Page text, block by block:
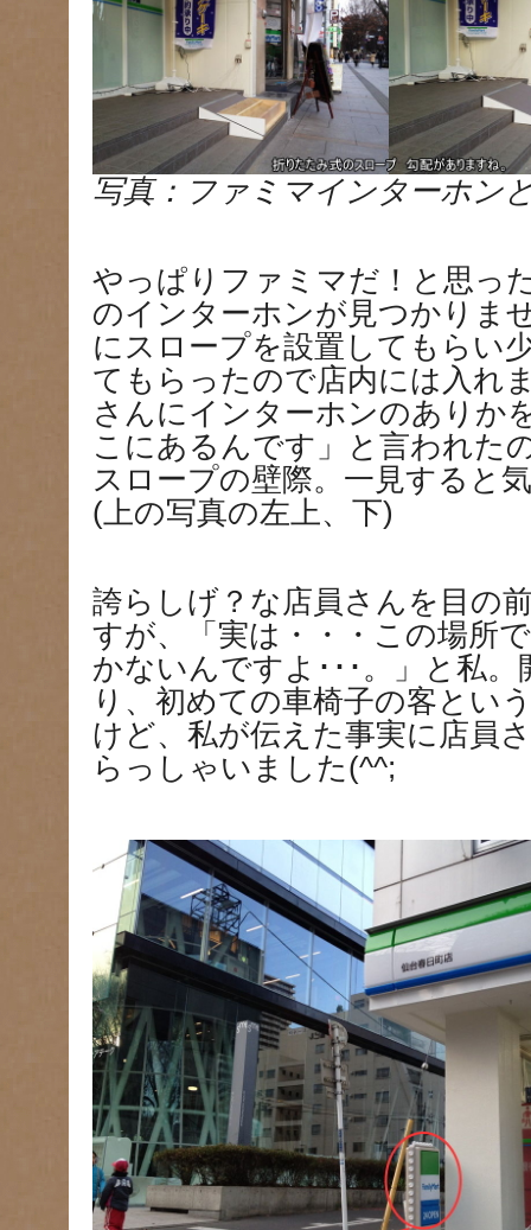
写真：ファミマインターホン
やっぱりファミマだ！と思っ
のインターホンが見つかりま
にスロープを設置してもらい
てもらったので店内には入れ
さんにインターホンのありか
こにあるんです」と言われた
スロープの壁際。一見すると
(上の写真の左上、下)
誇らしげ？な店員さんを目の
すが、「実は・・・この場所
かないんですよ･･･。」と私
り、初めての車椅子の客とい
けど、私が伝えた事実に店員
らっしゃいました(^^;